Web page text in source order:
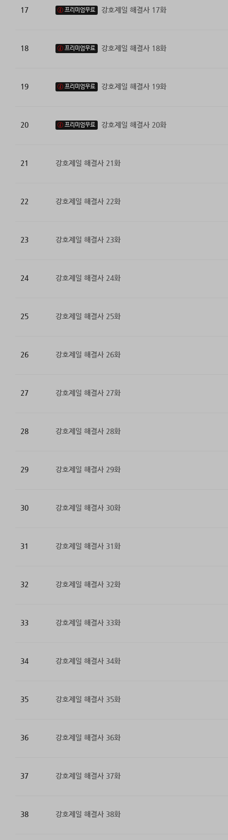
17 프리미엄무료 강호제일 해결사 17화
18 프리미엄무료 강호제일 해결사 18화
19 프리미엄무료 강호제일 해결사 19화
20 프리미엄무료 강호제일 해결사 20화
21 강호제일 해결사 21화
22 강호제일 해결사 22화
23 강호제일 해결사 23화
24 강호제일 해결사 24화
25 강호제일 해결사 25화
26 강호제일 해결사 26화
27 강호제일 해결사 27화
28 강호제일 해결사 28화
29 강호제일 해결사 29화
30 강호제일 해결사 30화
31 강호제일 해결사 31화
32 강호제일 해결사 32화
33 강호제일 해결사 33화
34 강호제일 해결사 34화
35 강호제일 해결사 35화
36 강호제일 해결사 36화
37 강호제일 해결사 37화
38 강호제일 해결사 38화